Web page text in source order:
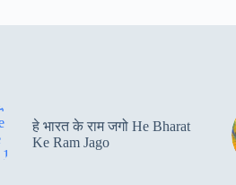
हे भारत के राम जगो He Bharat
Ke Ram Jago